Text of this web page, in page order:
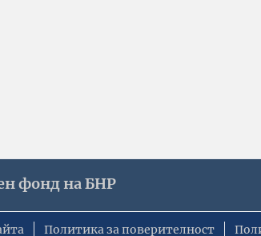
фонд на БНР
Политика за поверителност